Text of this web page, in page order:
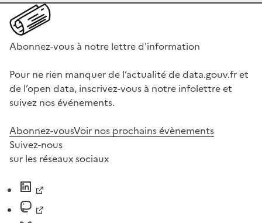
Abonnez-vous à notre lettre d'information
Pour ne rien manquer de l’actualité de data.gouv.fr et
de l’open data, inscrivez-vous à notre infolettre et
suivez nos événements.
Abonnez-vousVoir nos prochains évènements
Suivez-nous
sur les réseaux sociaux